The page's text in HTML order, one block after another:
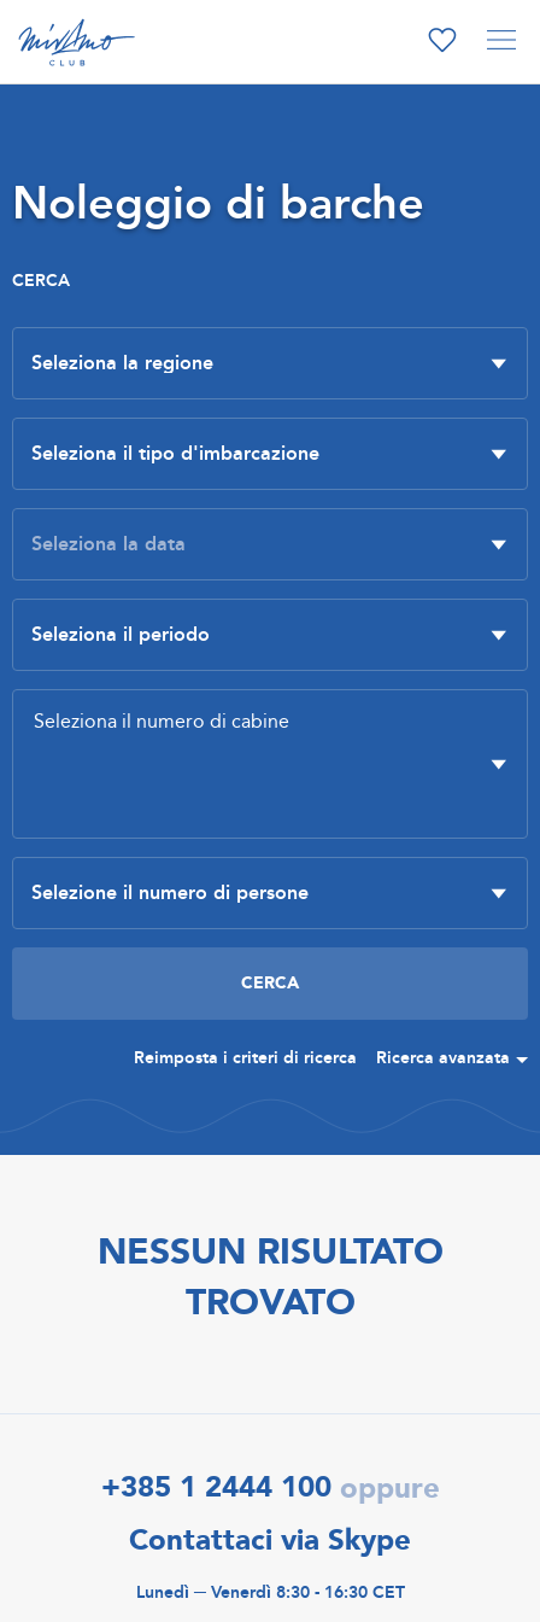
Noleggio di barche
CERCA
Reimposta i criteri di ricerca Ricerca avanzata
NESSUN RISULTATO
TROVATO
+385 1 2444 100 oppure
Contattaci via Skype
Lunedì ─ Venerdì 8:30 - 16:30 CET